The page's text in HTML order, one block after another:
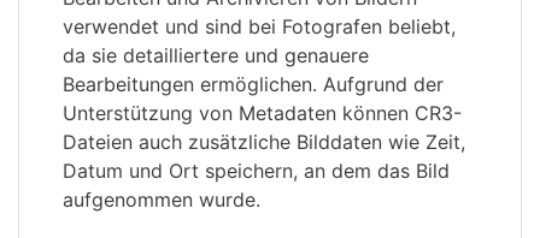
verwendet und sind bei Fotografen beliebt,
da sie detailliertere und genauere
Bearbeitungen ermöglichen. Aufgrund der
Unterstützung von Metadaten können CR3-
Dateien auch zusätzliche Bilddaten wie Zeit,
Datum und Ort speichern, an dem das Bild
aufgenommen wurde.